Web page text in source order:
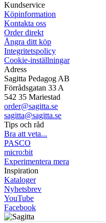
Kundservice
Köpinformation
Kontakta oss
Order direkt
Ångra ditt köp
Integritetspolicy
Cookie-inställningar
Adress
Sagitta Pedagog AB
Förrådsgatan 33 A
542 35 Mariestad
order@sagitta.se
sagitta@sagitta.se
Tips och råd
Bra att veta...
PASCO
micro:bit
Experimentera mera
Inspiration
Kataloger
Nyhetsbrev
YouTube
Facebook